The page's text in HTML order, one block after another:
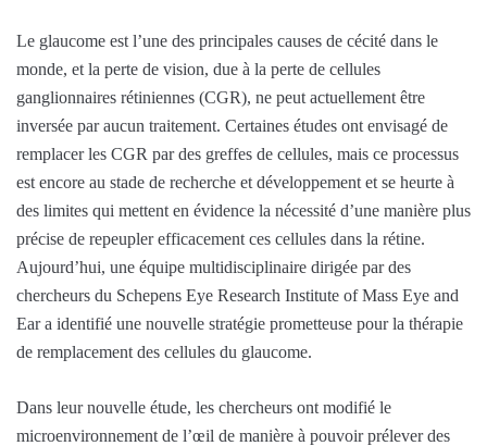
Le glaucome est l’une des principales causes de cécité dans le
monde, et la perte de vision, due à la perte de cellules
ganglionnaires rétiniennes (CGR), ne peut actuellement être
inversée par aucun traitement. Certaines études ont envisagé de
remplacer les CGR par des greffes de cellules, mais ce processus
est encore au stade de recherche et développement et se heurte à
des limites qui mettent en évidence la nécessité d’une manière plus
précise de repeupler efficacement ces cellules dans la rétine.
Aujourd’hui, une équipe multidisciplinaire dirigée par des
chercheurs du Schepens Eye Research Institute of Mass Eye and
Ear a identifié une nouvelle stratégie prometteuse pour la thérapie
de remplacement des cellules du glaucome.
Dans leur nouvelle étude, les chercheurs ont modifié le
microenvironnement de l’œil de manière à pouvoir prélever des